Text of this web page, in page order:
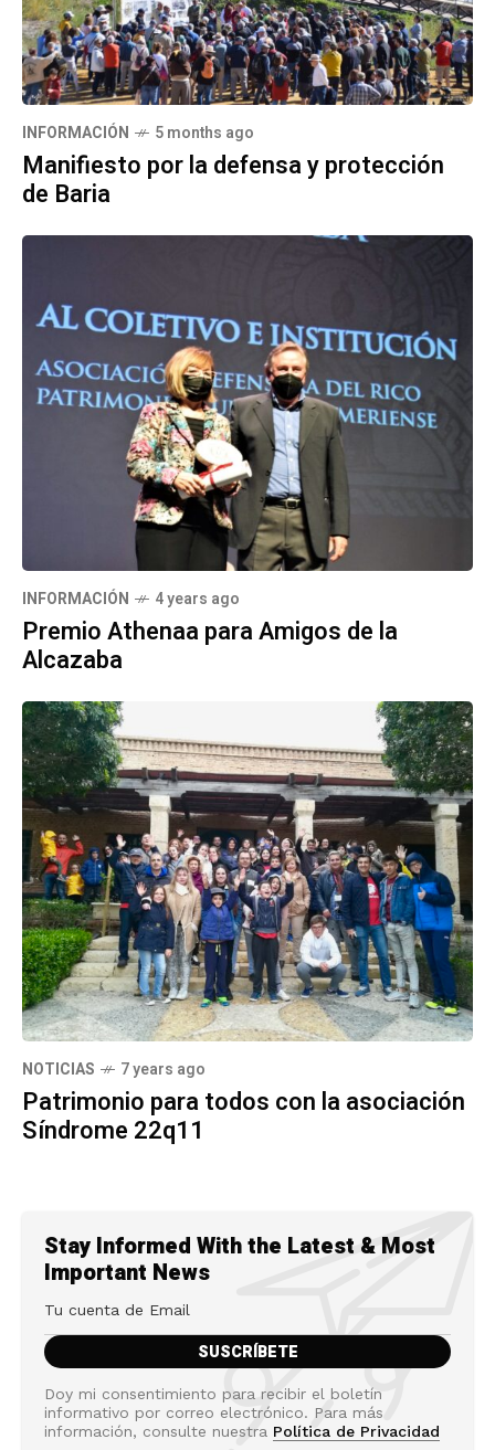
INFORMACIÓN 5 months ago
Manifiesto por la defensa y protección
de Baria
INFORMACIÓN 4 years ago
Premio Athenaa para Amigos de la
Alcazaba
NOTICIAS 7 years ago
Patrimonio para todos con la asociación
Síndrome 22q11
Stay Informed With the Latest & Most
Important News
Doy mi consentimiento para recibir el boletín
informativo por correo electrónico. Para más
información, consulte nuestra Política de Privacidad